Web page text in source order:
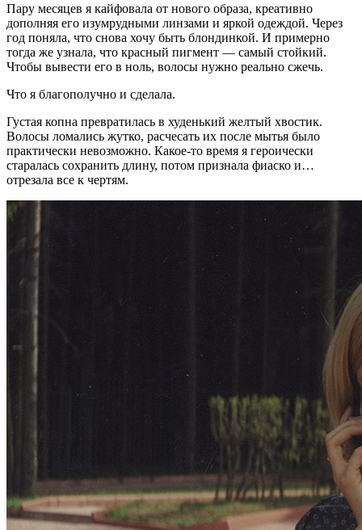
Пару месяцев я кайфовала от нового образа, креативно
дополняя его изумрудными линзами и яркой одеждой. Через
год поняла, что снова хочу быть блондинкой. И примерно
тогда же узнала, что красный пигмент — самый стойкий.
Чтобы вывести его в ноль, волосы нужно реально сжечь.
Что я благополучно и сделала.
Густая копна превратилась в худенький желтый хвостик.
Волосы ломались жутко, расчесать их после мытья было
практически невозможно. Какое-то время я героически
старалась сохранить длину, потом признала фиаско и…
отрезала все к чертям.